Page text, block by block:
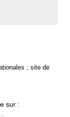
; site de
sur :